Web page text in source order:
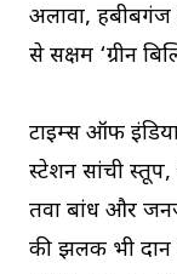
अलावा, हबीबगंज
से सक्षम ‘ग्रीन
टाइम्स ऑफ
स्टेशन सांची
तवा बांध और
की झलक भी